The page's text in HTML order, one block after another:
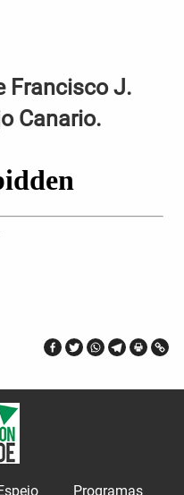
Francisco J.
Canario.
Programas